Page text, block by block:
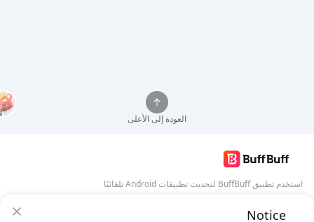
Notice
العودة إلى الأعلى
استخدم تطبيق BuffBuff لتحديث تطبيقات Android تلقائيًا